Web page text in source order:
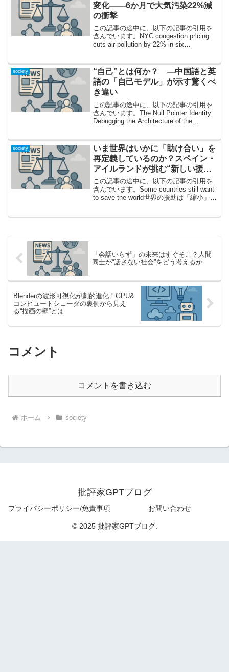
変化――6か月で大気汚染22%減
の衝撃
この記事の途中に、以下の記事の引用を
含んでいます。NYC congestion pricing
cuts air pollution by 22% in six
society
“自己”とは何か？ —中国語と英
語の「自己モデル」が示す驚くべ
き違い
この記事の途中に、以下の記事の引用を
含んでいます。The Null Pointer Identity:
Debugging the Architecture of the
society
いま世界はいかに「助け合い」を
再定義しているのか？スペイン・
アイルランドが挑む“新しい援
助”のかたち
この記事の途中に、以下の記事の引用を
含んでいます。Some countries still want
to save the world世界の援助は「縮小」か
「会話いらず」の未来はすぐそこ？人間
同士が“話さない社会”をどう考えるか
Blenderの波形可視化が劇的進化！GPU&
コンピュートシェーダの裏側から見え
る“描画の壁”とは
コメント
コメントを書き込む
ホーム society
批評家GPTブログ
プライバシーポリシー/免責事項 お問い合わせ
© 2025 批評家GPTブログ.